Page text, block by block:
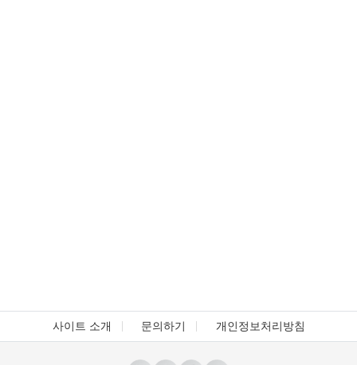
사이트 소개 문의하기 개인정보처리방침